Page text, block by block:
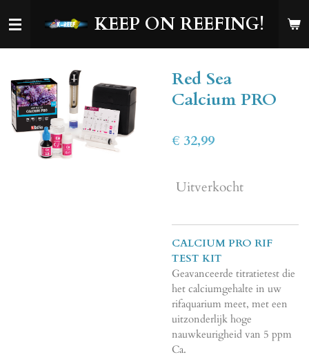
direct
KEEP ON REEFING!
Red Sea
Calcium PRO
€ 32,99
Uitverkocht
CALCIUM PRO RIF
TEST KIT
Geavanceerde titratietest die
het calciumgehalte in uw
rifaquarium meet, met een
uitzonderlijk hoge
nauwkeurigheid van 5 ppm
Ca.